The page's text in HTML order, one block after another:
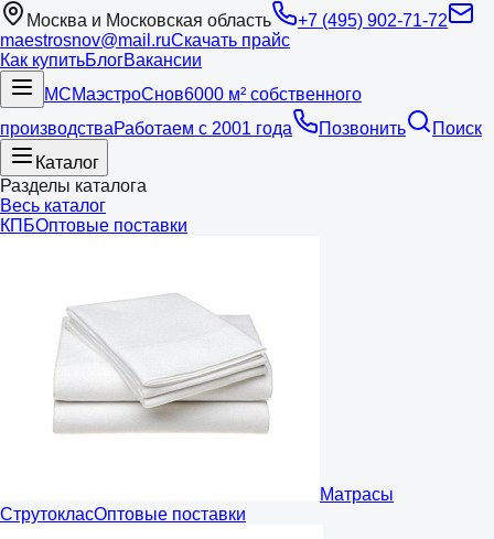
Москва и Московская область
+7 (495) 902-71-72
maestrosnov@mail.ruСкачать прайс
Как купитьБлогВакансии
МСМаэстроСнов6000 м² собственного
производстваРаботаем с 2001 года Позвонить
Поиск
Каталог
Разделы каталога
Весь каталог
КПБОптовые поставки
Матрасы
СтрутокласОптовые поставки